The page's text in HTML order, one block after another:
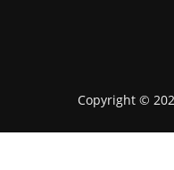
Copyright ©